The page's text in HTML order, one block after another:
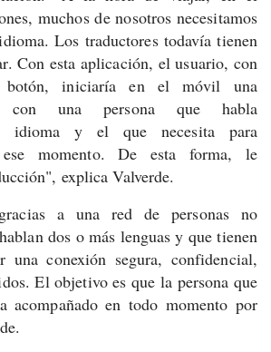
muchos de nosotros necesitamos
Los traductores todavía tienen
Con esta aplicación, el usuario, con
botón, iniciaría en el móvil una
con una persona que habla
idioma y el que necesita para
ese momento. De esta forma, le
explica Valverde.
a una red de personas no
dos o más lenguas y que tienen
una conexión segura, confidencial,
El objetivo es que la persona que
acompañado en todo momento por